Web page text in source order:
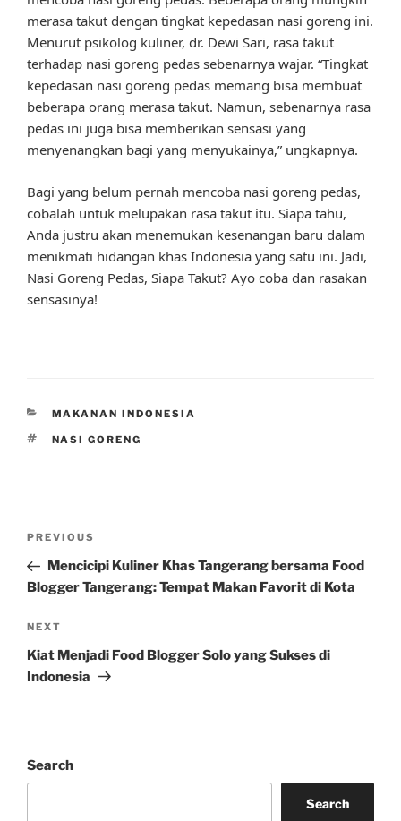
merasa takut dengan tingkat kepedasan nasi goreng ini.
Menurut psikolog kuliner, dr. Dewi Sari, rasa takut
terhadap nasi goreng pedas sebenarnya wajar. “Tingkat
kepedasan nasi goreng pedas memang bisa membuat
beberapa orang merasa takut. Namun, sebenarnya rasa
pedas ini juga bisa memberikan sensasi yang
menyenangkan bagi yang menyukainya,” ungkapnya.
Bagi yang belum pernah mencoba nasi goreng pedas,
cobalah untuk melupakan rasa takut itu. Siapa tahu,
Anda justru akan menemukan kesenangan baru dalam
menikmati hidangan khas Indonesia yang satu ini. Jadi,
Nasi Goreng Pedas, Siapa Takut? Ayo coba dan rasakan
sensasinya!
CATEGORIES
MAKANAN INDONESIA
TAGS
NASI GORENG
Previous
Post
PREVIOUS
Mencicipi Kuliner Khas Tangerang bersama Food
Blogger Tangerang: Tempat Makan Favorit di Kota
Next
Post
NEXT
Kiat Menjadi Food Blogger Solo yang Sukses di
Indonesia
Search
Search